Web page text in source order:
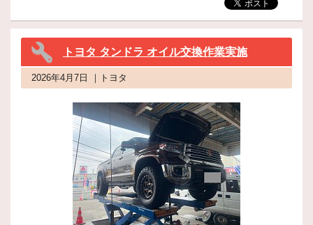
トヨタ タンドラ オイル交換作業実施
2026年4月7日 ｜トヨタ